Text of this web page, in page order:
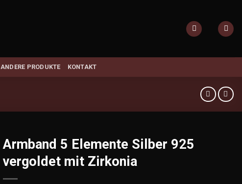
ANDERE PRODUKTE KONTAKT
Armband 5 Elemente Silber 925
vergoldet mit Zirkonia